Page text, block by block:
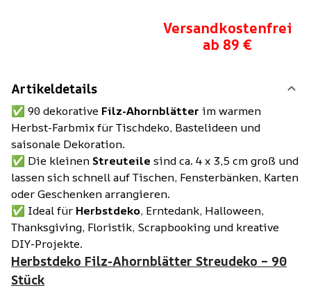
Versandkostenfrei
ab 89 €
Artikeldetails
✅ 90 dekorative Filz-Ahornblätter im warmen
Herbst-Farbmix für Tischdeko, Bastelideen und
saisonale Dekoration.
✅ Die kleinen Streuteile sind ca. 4 x 3,5 cm groß und
lassen sich schnell auf Tischen, Fensterbänken, Karten
oder Geschenken arrangieren.
✅ Ideal fürHerbstdeko, Erntedank, Halloween,
Thanksgiving, Floristik, Scrapbooking und kreative
DIY-Projekte.
Herbstdeko Filz-Ahornblätter Streudeko – 90
Stück